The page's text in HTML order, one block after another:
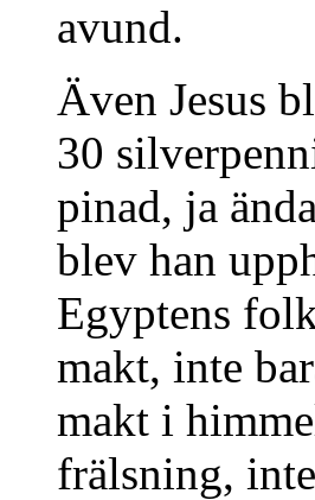
avund.
Även Jesus
30
pinad, ja
blev han
Egyptens
makt, inte
makt i
frälsning,